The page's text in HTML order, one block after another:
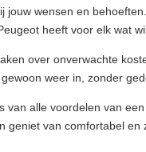
jouw wensen en
heeft voor elk wat
over onverwachte
weer in, zonder
van alle voordelen van
geniet van comfortabel